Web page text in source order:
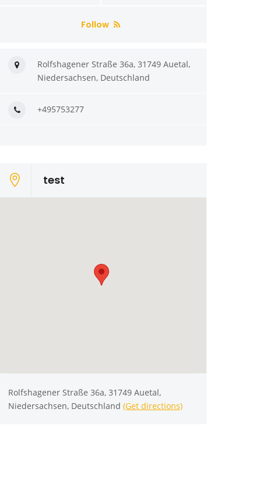
Follow
Rolfshagener Straße 36a, 31749 Auetal,
Niedersachsen, Deutschland
+495753277
test
Rolfshagener Straße 36a, 31749 Auetal,
Niedersachsen, Deutschland (Get directions)